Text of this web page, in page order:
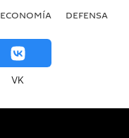
ECONOMÍA DEFENSA
VK